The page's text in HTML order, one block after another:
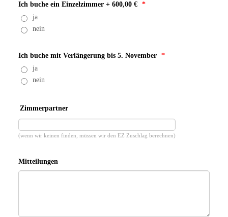
Ich buche ein Einzelzimmer + 600,00 € *
ja
nein
Ich buche mit Verlängerung bis 5. November *
ja
nein
Zimmerpartner
(wenn wir keinen finden, müssen wir den EZ Zuschlag berechnen)
Mitteilungen